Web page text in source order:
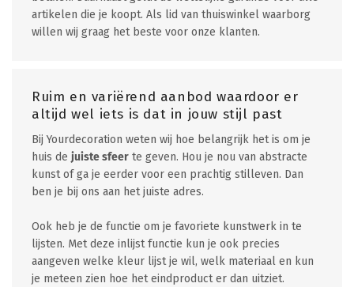
artikelen die je koopt. Als lid van thuiswinkel waarborg
willen wij graag het beste voor onze klanten.
Ruim en variërend aanbod waardoor er
altijd wel iets is dat in jouw stijl past
Bij Yourdecoration weten wij hoe belangrijk het is om je
huis de juiste sfeer te geven. Hou je nou van abstracte
kunst of ga je eerder voor een prachtig stilleven. Dan
ben je bij ons aan het juiste adres.
Ook heb je de functie om je favoriete kunstwerk in te
lijsten. Met deze inlijst functie kun je ook precies
aangeven welke kleur lijst je wil, welk materiaal en kun
je meteen zien hoe het eindproduct er dan uitziet.